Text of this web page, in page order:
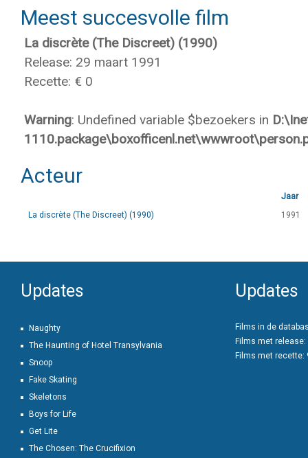
Meest succesvolle film
La discrète (The Discreet) (1990)
Release: 29 maart 1991
Recette: € 0
Warning: Undefined variable $bezoekers in
Acteur
Jaar
La discrète (The Discreet) (1990)
1991
Updates
Naughty
The Haunting of Hotel Transylvania
Snoop
Fake Skating
Skeletons
Boys for Life
Get Lite
The Chosen: The Crucifixion
Updates
Films in de
Films met release:
Films met recette: